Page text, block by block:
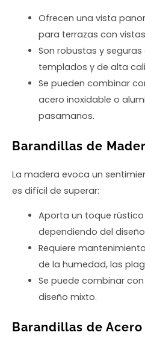
Ofrecen una vista
para terrazas con
Son robustas y
templados y de alta
Se pueden combinar
acero inoxidable o
pasamanos.
Barandillas de
La madera evoca un
es difícil de superar:
Aporta un toque
dependiendo del
Requiere
de la humedad, las
Se puede combinar
diseño mixto.
Barandillas de